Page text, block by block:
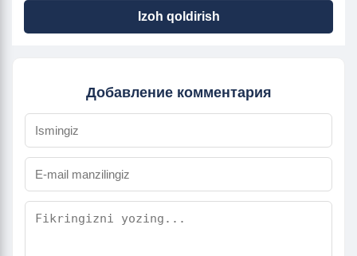
Izoh qoldirish
Добавление комментария